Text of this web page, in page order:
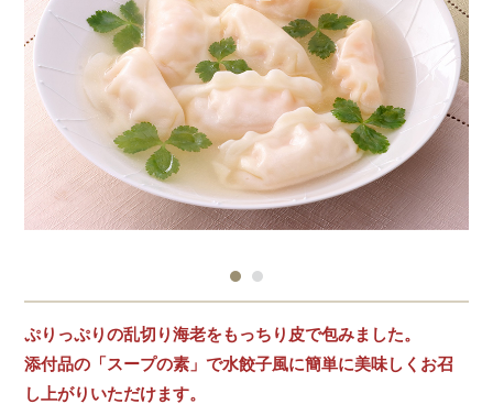
ぷりっぷりの乱切り海老をもっちり皮で包みました。
添付品の「スープの素」で水餃子風に簡単に美味しくお召
し上がりいただけます。